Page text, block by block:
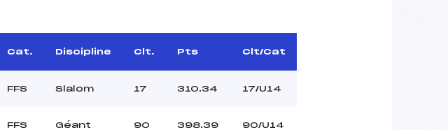
Cat. Discipline Clt. Pts Clt/Cat
FFS Slalom 17 310.34 17/U14
FFS Géant 90 398.39 90/U14